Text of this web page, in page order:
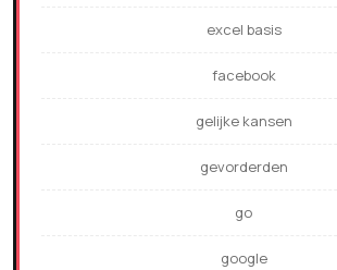
excel basis
facebook
gelijke kansen
gevorderden
go
google